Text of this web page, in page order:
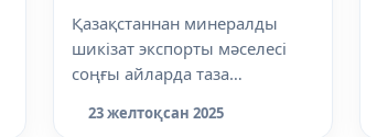
Қазақстаннан минералды
шикізат экспорты мәселесі
соңғы айларда таза
шығып, қоғамдық және...
23 желтоқсан 2025